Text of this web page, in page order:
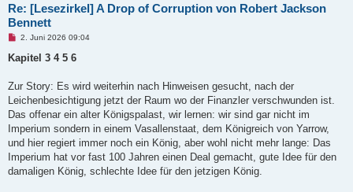
Re: [Lesezirkel] A Drop of Corruption von Robert Jackson
Bennett
U
g
e
e
e
n
r
B
i
t
2. Juni 2026 09:04
Kapitel 3 4 5 6
Zur Story: Es wird weiterhin nach Hinweisen gesucht, nach der
Leichenbesichtigung jetzt der Raum wo der Finanzler verschwunden ist.
Das offenar ein alter Königspalast, wir lernen: wir sind gar nicht im
Imperium sondern in einem Vasallenstaat, dem Königreich von Yarrow,
und hier regiert immer noch ein König, aber wohl nicht mehr lange: Das
Imperium hat vor fast 100 Jahren einen Deal gemacht, gute Idee für den
damaligen König, schlechte Idee für den jetzigen König.